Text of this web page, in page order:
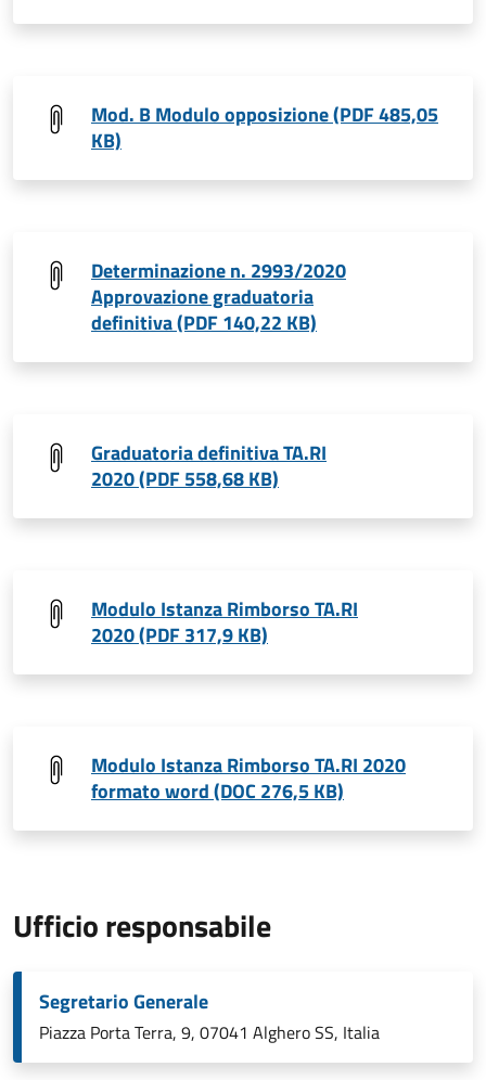
Mod. B Modulo opposizione (PDF 485,05
KB)
Determinazione n. 2993/2020
Approvazione graduatoria
definitiva (PDF 140,22 KB)
Graduatoria definitiva TA.RI
2020 (PDF 558,68 KB)
Modulo Istanza Rimborso TA.RI
2020 (PDF 317,9 KB)
Modulo Istanza Rimborso TA.RI 2020
formato word (DOC 276,5 KB)
Ufficio responsabile
Segretario Generale
Piazza Porta Terra, 9, 07041 Alghero SS, Italia